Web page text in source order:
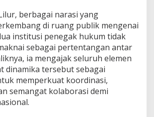
i
s
I
n
o
n
e
s
i
a
berbagai narasi yang
di ruang publik mengenai
institusi penegak hukum tidak
sebagai pertentangan antar
ia mengajak seluruh elemen
dinamika tersebut sebagai
memperkuat koordinasi,
semangat kolaborasi demi